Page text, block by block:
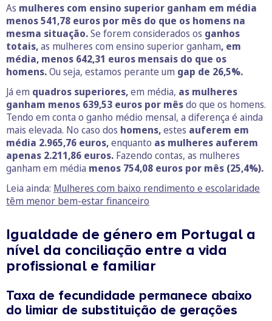
As mulheres com ensino superior ganham em média
menos 541,78 euros por mês do que os homens na
mesma situação.Se forem considerados os ganhos
totais,as mulheres com ensino superior ganham, em
média, menos 642,31 euros mensais do que os
homens.Ou seja, estamos perante um gap de 26,5%.
Já em quadros superiores,em média, as mulheres
ganham menos 639,53 euros por mêsdo que os homens.
Tendo em conta o ganho médio mensal, a diferença é ainda
mais elevada. No caso dos homens,estes auferem em
média 2.965,76 euros,enquanto as mulheres auferem
apenas 2.211,86 euros. Fazendo contas, as mulheres
ganham em média menos 754,08 euros por mês (25,4%).
Leia ainda: Mulheres com baixo rendimento e escolaridade
têm menor bem-estar financeiro
Igualdade de género em Portugal a
nível da conciliação entre a vida
profissional e familiar
Taxa de fecundidade permanece abaixo
do limiar de substituição de gerações